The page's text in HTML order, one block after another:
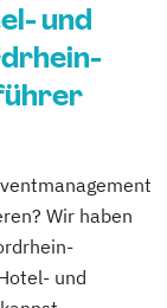
und
Wir haben
und